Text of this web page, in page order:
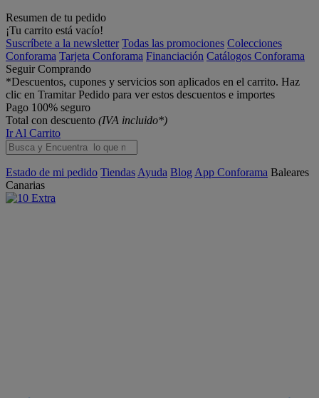
Resumen de tu pedido
¡Tu carrito está vacío!
Suscríbete a la newsletter Todas las promociones Colecciones
Conforama Tarjeta Conforama Financiación Catálogos Conforama
Seguir Comprando
*Descuentos, cupones y servicios son aplicados en el carrito. Haz
clic en Tramitar Pedido para ver estos descuentos e importes
Pago 100% seguro
Total con descuento (IVA incluido*)
Ir Al Carrito
Estado de mi pedido Tiendas Ayuda Blog App Conforama Baleares
Canarias